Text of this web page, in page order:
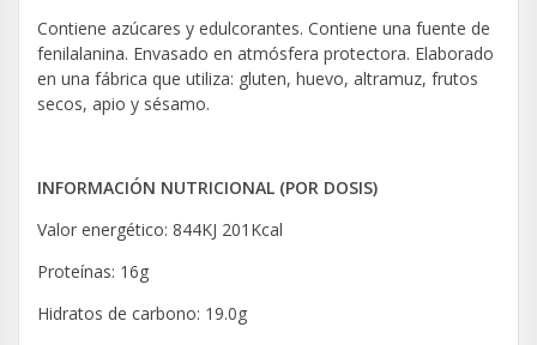
Contiene azúcares y edulcorantes. Contiene una fuente de
fenilalanina. Envasado en atmósfera protectora. Elaborado
en una fábrica que utiliza: gluten, huevo, altramuz, frutos
secos, apio y sésamo.
INFORMACIÓN NUTRICIONAL (POR DOSIS)
Valor energético: 844KJ 201Kcal
Proteínas: 16g
Hidratos de carbono: 19.0g